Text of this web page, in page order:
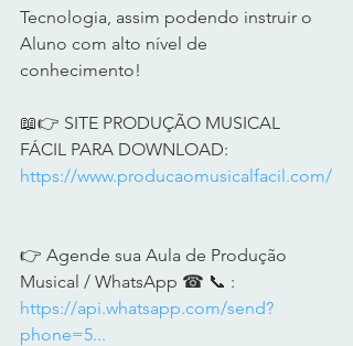
Tecnologia, assim podendo instruir o
Aluno com alto nível de
conhecimento!
📖👉 SITE PRODUÇÃO MUSICAL
FÁCIL PARA DOWNLOAD:
https://www.producaomusicalfacil.com/
👉 Agende sua Aula de Produção
Musical / WhatsApp ☎ 📞 :
https://api.whatsapp.com/send?
phone=5...